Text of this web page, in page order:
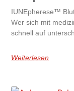
IUNEpherese™
Wer sich mit
schnell auf
Weiterlesen